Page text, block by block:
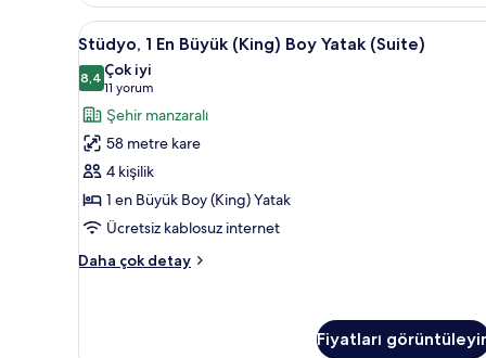
Yatak,
Şehir
Manzaralı
hakkında
daha
fazla
detay
Stüdyo,
1
En
Büyük
(King)
Boy
Yatak
(Suite)
için
tüm
Kaliteli yatak takımı, kuştüyü
9
Stüdyo, 1 En Büyük (King) Boy Yatak (Suite)
8,48,4 / 10
Çok iyi
11 yorum
(11
yorum)
Şehir manzaralı
58 metre kare
4 kişilik
1 en Büyük Boy (King) Yatak
Ücretsiz kablosuz internet
Daha çok detay
Stüdyo,
Fiyatları